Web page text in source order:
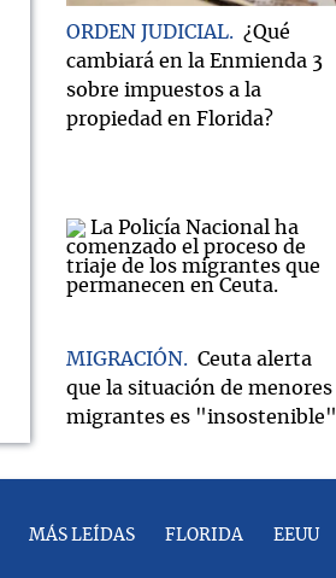
ORDEN JUDICIAL
¿Qué
cambiará en la Enmienda 3
sobre impuestos a la
propiedad en Florida?
MIGRACIÓN
Ceuta alerta
que la situación de menores
migrantes es "insostenible"
MÁS LEÍDAS FLORIDA EEUU